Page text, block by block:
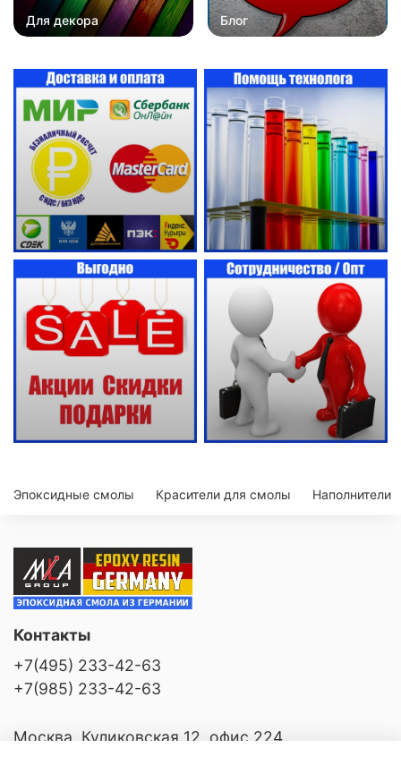
Для декора Блог
Эпоксидные смолы Красители для смолы Наполнители
Контакты
+7(495) 233-42-63
+7(985) 233-42-63
Москва, Куликовская 12, офис 224